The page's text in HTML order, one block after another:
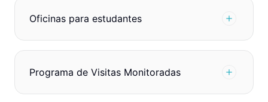
Oficinas para estudantes
Programa de Visitas Monitoradas